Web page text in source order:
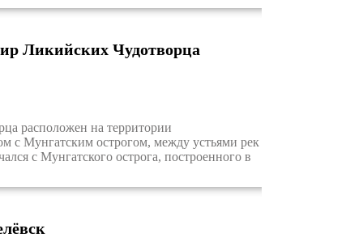
Ликийских Чудотворца
расположен на территории
с Мунгатским острогом, между устьями рек
с Мунгатского острога, построенного в